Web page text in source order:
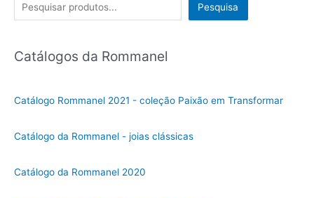
Pesquisa
Catálogos da Rommanel
Catálogo Rommanel 2021 - coleção Paixão em Transformar
Catálogo da Rommanel - joias clássicas
Catálogo da Rommanel 2020